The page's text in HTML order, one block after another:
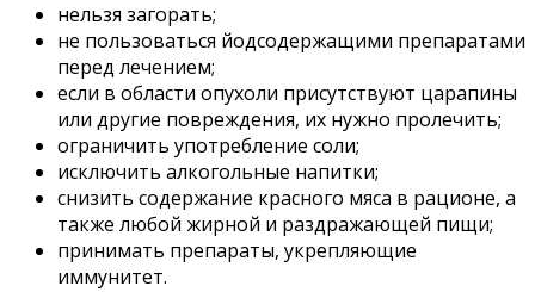
нельзя загорать;
не пользоваться йодсодержащими препаратами
перед лечением;
если в области опухоли присутствуют царапины
или другие повреждения, их нужно пролечить;
ограничить употребление соли;
исключить алкогольные напитки;
снизить содержание красного мяса в рационе, а
также любой жирной и раздражающей пищи;
принимать препараты, укрепляющие
иммунитет.